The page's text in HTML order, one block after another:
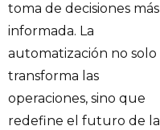
toma de decisiones más
informada. La
automatización no solo
transforma las
operaciones, sino que
redefine el futuro de la